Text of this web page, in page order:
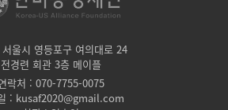
울시 영등포구 여의대로 24
전경련 회관 3층 메이플
락처 : 070-7755-0075
: kusaf2020@gmail.com